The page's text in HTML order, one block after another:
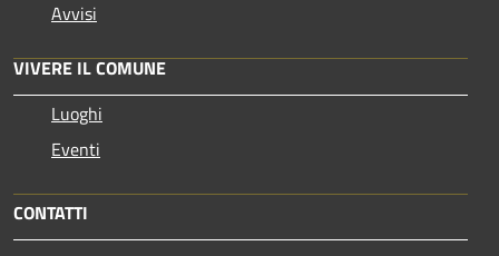
Avvisi
VIVERE IL COMUNE
Luoghi
Eventi
CONTATTI